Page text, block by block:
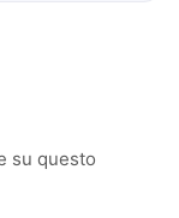
su questo